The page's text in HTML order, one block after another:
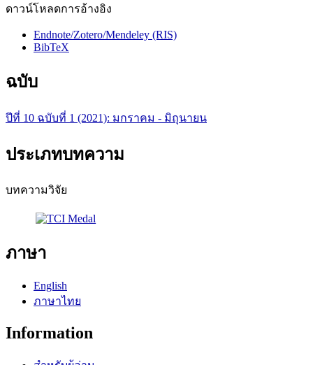
ดาวน์โหลดการอ้างอิง
Endnote/Zotero/Mendeley (RIS)
BibTeX
ฉบับ
ปีที่ 10 ฉบับที่ 1 (2021): มกราคม - มิถุนายน
ประเภทบทความ
บทความวิจัย
ภาษา
English
ภาษาไทย
Information